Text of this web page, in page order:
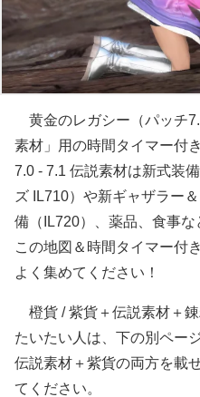
黄金のレガシー（パッチ
素材」用の時間タイマー付
7.0 - 7.1 伝説素材は新式装
ズ IL710）や新ギャザラー
備（IL720）、薬品、食事な
この地図＆時間タイマー付
よく集めてください！
橙貨 / 紫貨＋伝説素材＋
たいたい人は、下の別ペー
伝説素材＋紫貨の両方を載
てください。